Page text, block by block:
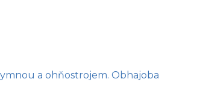
a ohňostrojem. Obhajoba